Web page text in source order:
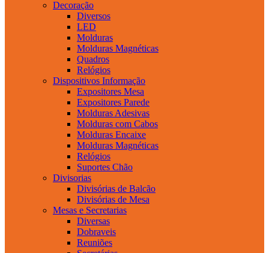
Decoração
Diversos
LED
Molduras
Molduras Magnéticas
Quadros
Relógios
Dispositivos Informação
Expositores Mesa
Expositores Parede
Molduras Adesivas
Molduras com Cabos
Molduras Encaixe
Molduras Magnéticas
Relógios
Suportes Chão
Divisorias
Divisórias de Balcão
Divisórias de Mesa
Mesas e Secretarias
Diversas
Dobraveis
Reuniões